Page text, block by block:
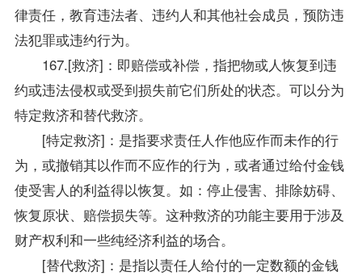
律责任，教育违法者、违约人和其他社会成员，预防违
法犯罪或违约行为。
167.[救济]：即赔偿或补偿，指把物或人恢复到违
约或违法侵权或受到损失前它们所处的状态。可以分为
特定救济和替代救济。
[特定救济]：是指要求责任人作他应作而未作的行
为，或撤销其以作而不应作的行为，或者通过给付金钱
使受害人的利益得以恢复。如：停止侵害、排除妨碍、
恢复原状、赔偿损失等。这种救济的功能主要用于涉及
财产权利和一些纯经济利益的场合。
[替代救济]：是指以责任人给付的一定数额的金钱